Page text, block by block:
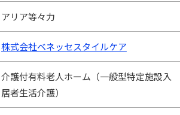
アリア等々力
株式会社ベネッセスタイルケア
介護付有料老人ホーム（一般型特定施設入
居者生活介護）